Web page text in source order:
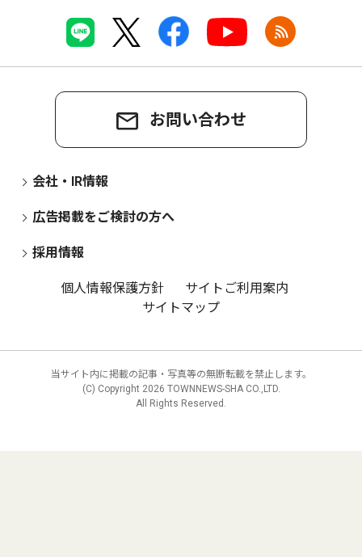
お問い合わせ
会社・IR情報
広告掲載をご検討の方へ
採用情報
個人情報保護方針
サイトご利用案内
サイトマップ
当サイト内に掲載の記事・写真等の無断転載を禁止します。
(C) Copyright 2026 TOWNNEWS-SHA CO.,LTD.
All Rights Reserved.